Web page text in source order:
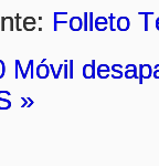
Folleto
Móvil
»